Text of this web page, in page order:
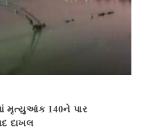
મૃત્યુઆંક 140ને પાર
દાખલ